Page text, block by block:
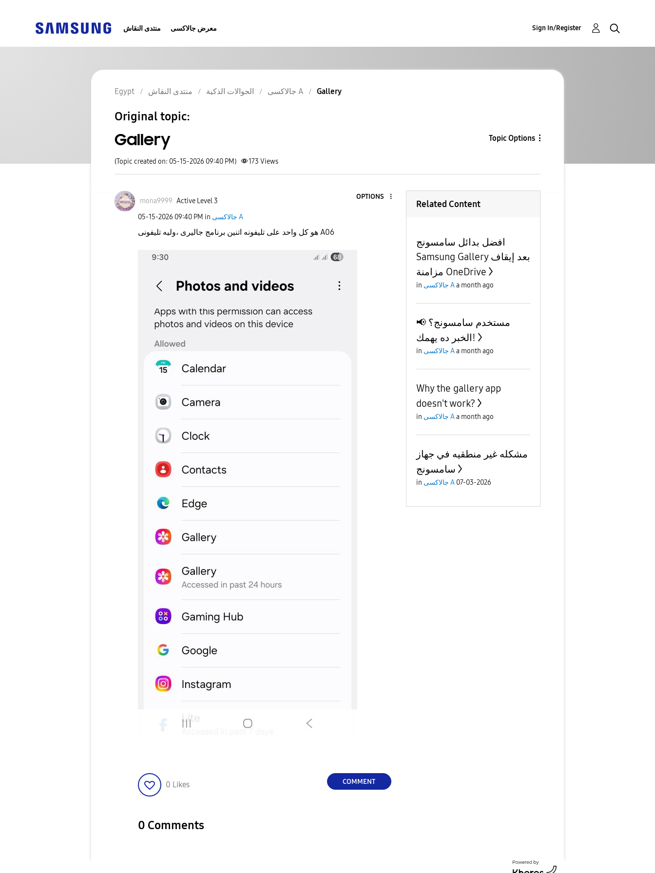
منتدى النقاش معرض جالاكسى Sign In/Register
Egypt منتدى النقاش الجوالات الذكية جالاكسى A Gallery
Original topic:
Gallery Topic Options
(Topic created on: 05-15-2026 09:40 PM) 173 Views
mona9999 Active Level 3
OPTIONS
‎05-15-2026 09:40 PM in جالاكسى A
هو كل واحد على تليفونه اتنين برنامج جاليرى ،وليه تليفونى A06
0 Likes COMMENT
0 Comments
Related Content
افضل بدائل سامسونج
Samsung Gallery بعد إيقاف
مزامنة OneDrive
in جالاكسى Aa month ago
📢 مستخدم سامسونج؟
الخبر ده يهمك!
in جالاكسى Aa month ago
Why the gallery app
doesn't work?
in جالاكسى Aa month ago
مشكله غير منطقيه في جهاز
سامسونج
in جالاكسى A 07-03-2026